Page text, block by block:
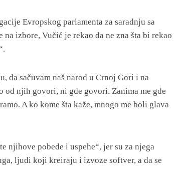
Evropskog parlamenta za saradnju sa
izbore, Vučić je rekao da ne zna šta bi rekao
da sačuvam naš narod u Crnoj Gori i na
njih govori, ni gde govori. Zanima me gde
A ko kome šta kaže, mnogo me boli glava
njihove pobede i uspehe“, jer su za njega
ljudi koji kreiraju i izvoze softver, a da se